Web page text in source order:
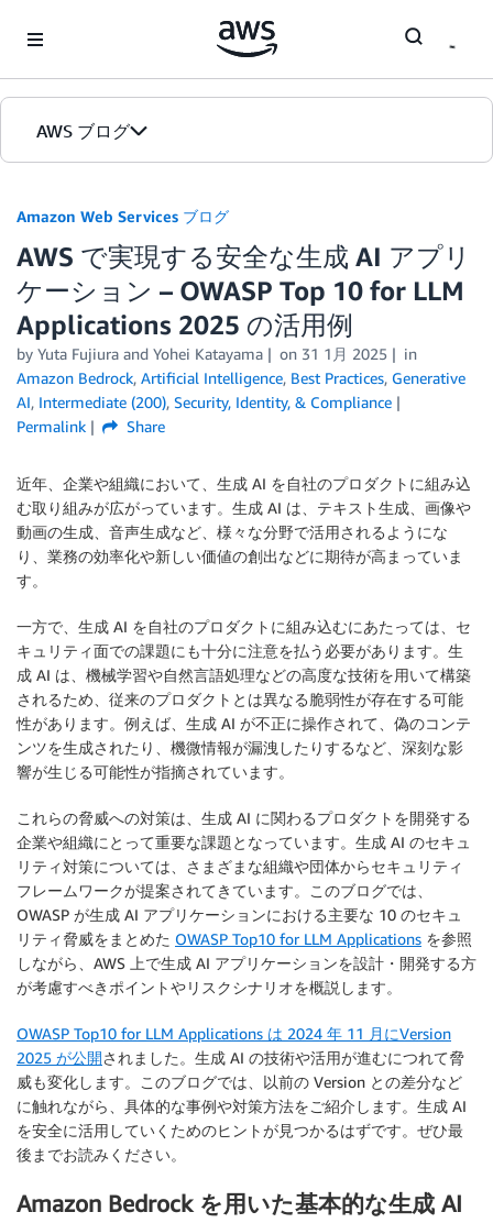
AWS ブログ
カテゴリ
エディション
Amazon Web Services ブログ
AWS で実現する安全な生成 AI アプリ
ケーション – OWASP Top 10 for LLM
Applications 2025 の活用例
by Yuta Fujiura and Yohei Katayama on 31 1月 2025
in
Amazon Bedrock, Artificial Intelligence, Best Practices, Generative
AI, Intermediate (200), Security, Identity, & Compliance
Permalink
Share
近年、企業や組織において、生成 AI を自社のプロダクトに組み込
む取り組みが広がっています。生成 AI は、テキスト生成、画像や
動画の生成、音声生成など、様々な分野で活用されるようにな
り、業務の効率化や新しい価値の創出などに期待が高まっていま
す。
一方で、生成 AI を自社のプロダクトに組み込むにあたっては、セ
キュリティ面での課題にも十分に注意を払う必要があります。生
成 AI は、機械学習や自然言語処理などの高度な技術を用いて構築
されるため、従来のプロダクトとは異なる脆弱性が存在する可能
性があります。例えば、生成 AI が不正に操作されて、偽のコンテ
ンツを生成されたり、機微情報が漏洩したりするなど、深刻な影
響が生じる可能性が指摘されています。
これらの脅威への対策は、生成 AI に関わるプロダクトを開発する
企業や組織にとって重要な課題となっています。生成 AI のセキュ
リティ対策については、さまざまな組織や団体からセキュリティ
フレームワークが提案されてきています。このブログでは、
OWASP が生成 AI アプリケーションにおける主要な 10 のセキュ
リティ脅威をまとめた OWASP Top10 for LLM Applications を参照
しながら、AWS 上で生成 AI アプリケーションを設計・開発する方
が考慮すべきポイントやリスクシナリオを概説します。
OWASP Top10 for LLM Applications は 2024 年 11 月にVersion
2025 が公開されました。生成 AI の技術や活用が進むにつれて脅
威も変化します。このブログでは、以前の Version との差分など
に触れながら、具体的な事例や対策方法をご紹介します。生成 AI
を安全に活用していくためのヒントが見つかるはずです。ぜひ最
後までお読みください。
Amazon Bedrock を用いた基本的な生成 AI